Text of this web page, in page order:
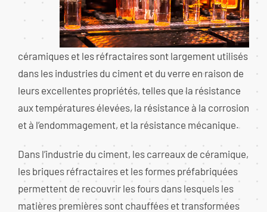
céramiques et les réfractaires sont largement utilisés
dans les industries du ciment et du verre en raison de
leurs excellentes propriétés, telles que la résistance
aux températures élevées, la résistance à la corrosion
et à l’endommagement, et la résistance mécanique.
Dans l’industrie du ciment, les carreaux de céramique,
les briques réfractaires et les formes préfabriquées
permettent de recouvrir les fours dans lesquels les
matières premières sont chauffées et transformées